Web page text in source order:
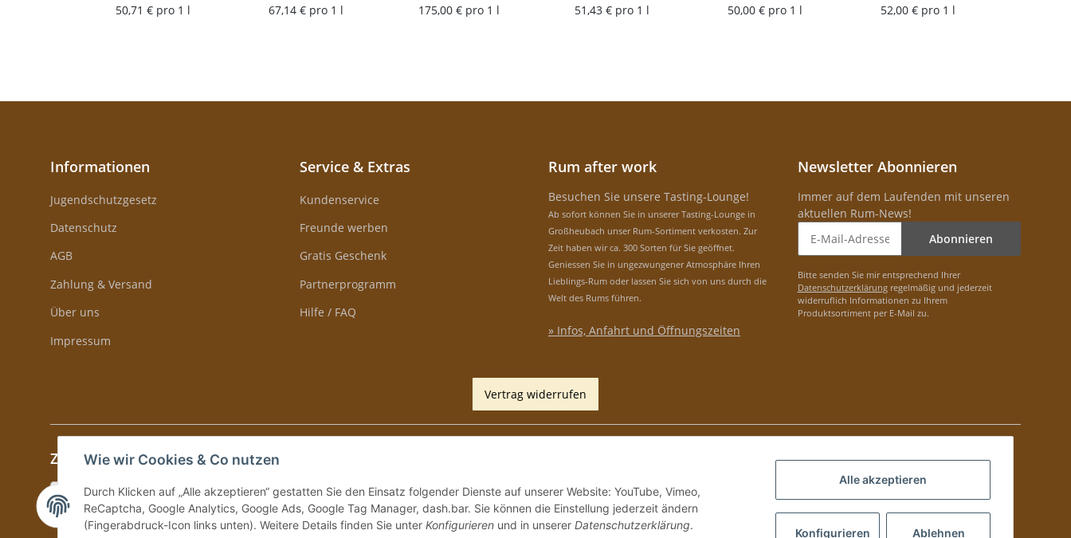
50,71 € pro 1 l 67,14 € pro 1 l 175,00 € pro 1 l 51,43 € pro 1 l 50,00 € pro 1 l 52,00 € pro 1 l
Informationen
Jugendschutzgesetz
Datenschutz
AGB
Zahlung & Versand
Über uns
Impressum
Service & Extras
Kundenservice
Freunde werben
Gratis Geschenk
Partnerprogramm
Hilfe / FAQ
Rum after work
Besuchen Sie unsere Tasting-Lounge!
Ab sofort können Sie in unserer Tasting-Lounge in
Großheubach unser Rum-Sortiment verkosten. Zur
Zeit haben wir ca. 300 Sorten für Sie geöffnet.
Geniessen Sie in ungezwungener Atmosphäre Ihren
Lieblings-Rum oder lassen Sie sich von uns durch die
Welt des Rums führen.
» Infos, Anfahrt und Öffnungszeiten
Newsletter Abonnieren
Immer auf dem Laufenden mit unseren
aktuellen Rum-News!
Abonnieren
Bitte senden Sie mir entsprechend Ihrer
Datenschutzerklärungregelmäßig und jederzeit
widerruflich Informationen zu Ihrem
Produktsortiment per E-Mail zu.
Vertrag widerrufen
Zahlung & Versand
Wie wir Cookies & Co nutzen
Durch Klicken auf „Alle akzeptieren“ gestatten Sie den Einsatz folgender Dienste auf unserer Website: YouTube, Vimeo,
ReCaptcha, Google Analytics, Google Ads, Google Tag Manager, dash.bar. Sie können die Einstellung jederzeit ändern
(Fingerabdruck-Icon links unten). Weitere Details finden Sie unter Konfigurieren und in unserer Datenschutzerklärung.
Alle akzeptieren
Konfigurieren Ablehnen